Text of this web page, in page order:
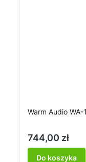
Warm Audio WA-
Cena
744,00 zł
Do koszyka